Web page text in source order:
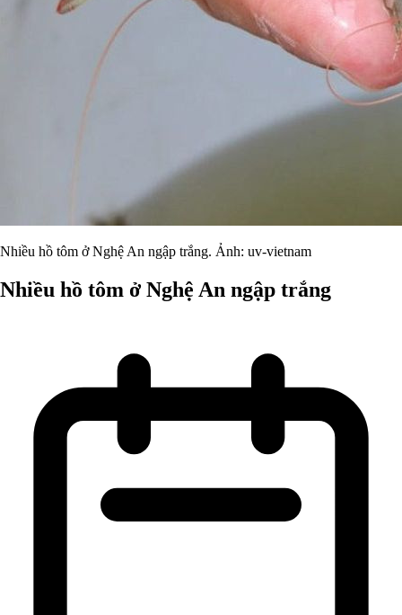
Nhiều hồ tôm ở Nghệ An ngập trắng. Ảnh: uv-vietnam
Nhiều hồ tôm ở Nghệ An ngập trắng